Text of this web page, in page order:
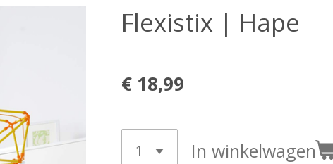
Flexistix | Hape
€ 18,99
In winkelwagen